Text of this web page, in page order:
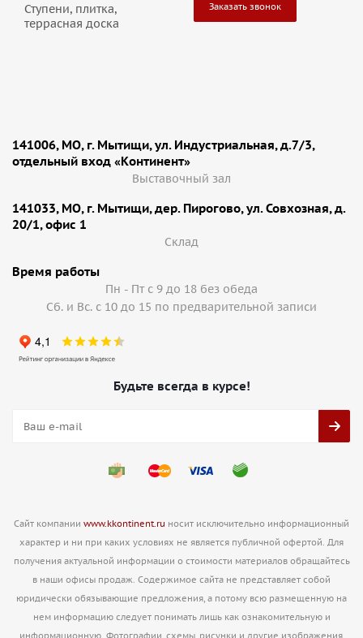
Ступени, плитка,
террасная доска
Заказать звонок
141006, МО, г. Мытищи, ул. Индустриальная, д.7/3,
отдельный вход «Континент»
Выставочный зал
141033, МО, г. Мытищи, дер. Пирогово, ул. Совхозная, д.
20/1, офис 1
Cклад
Время работы
Пн - Пт с 9 до 18 без обеда
Сб. и Вс. с 10 до 15 по предварительной записи
Будьте всегда в курсе!
Сайт компании www.kkontinent.ru носит исключительно информационный
характер и ни при каких условиях не является публичной офертой. Для
получения актуальной информации о стоимости материалов обращайтесь
в наши офисы продаж. Содержимое сайта не представляет собой
юридически обязывающие предложения, а потому всю размещенную на
нем информацию следует понимать лишь как ознакомительную и
информационную. Фотографии, схемы, рисунки и другие изображения,